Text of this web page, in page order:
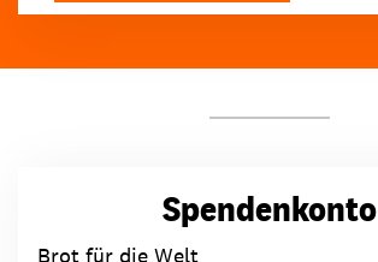
Spendenkonto
Brot für die Welt